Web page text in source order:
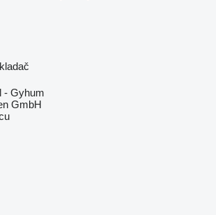
- Gyhum
GmbH